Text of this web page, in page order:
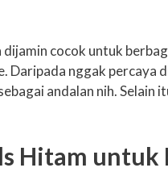
cocok untuk
Daripada nggak percaya
andalan nih. Selain
Hitam untuk